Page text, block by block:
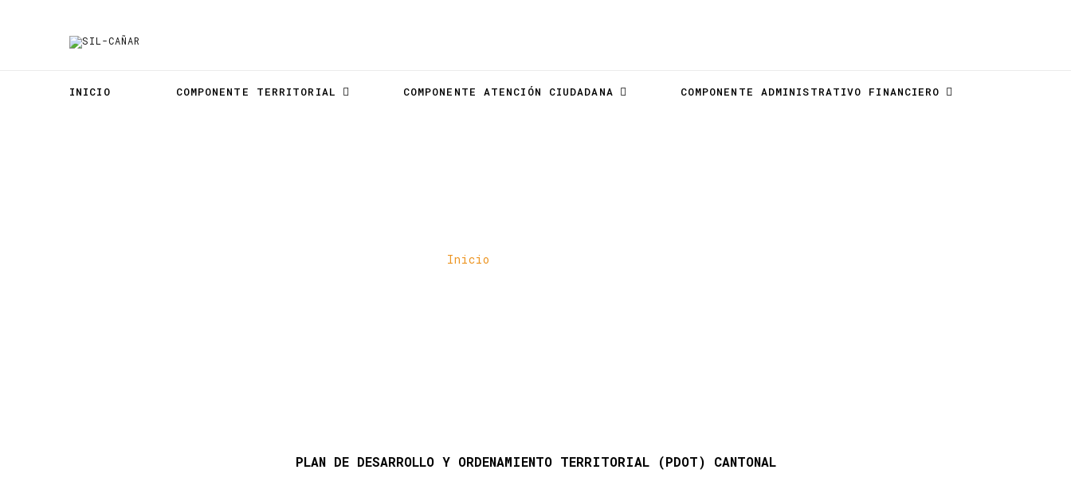
INICIO COMPONENTE TERRITORIAL COMPONENTE ATENCIÓN CIUDADANA COMPONENTE ADMINISTRATIVO FINANCIERO
Inicio
PLAN DE DESARROLLO Y ORDENAMIENTO TERRITORIAL (PDOT) CANTONAL